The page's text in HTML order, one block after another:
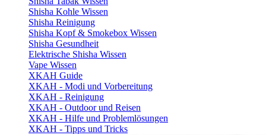
Shisha Kohle Wissen
Shisha Reinigung
Shisha Kopf & Smokebox Wissen
Shisha Gesundheit
Elektrische Shisha Wissen
Vape Wissen
XKAH Guide
XKAH - Modi und Vorbereitung
XKAH - Reinigung
XKAH - Outdoor und Reisen
XKAH - Hilfe und Problemlösungen
XKAH - Tipps und Tricks